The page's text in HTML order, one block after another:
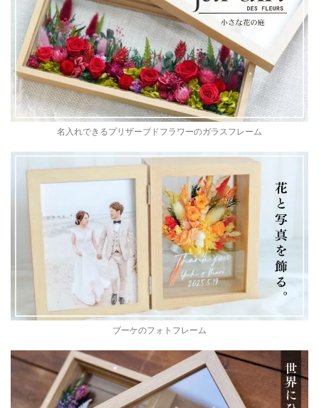
名入れできるプリザーブドフラワーのガラスフレーム
ブーケのフォトフレーム